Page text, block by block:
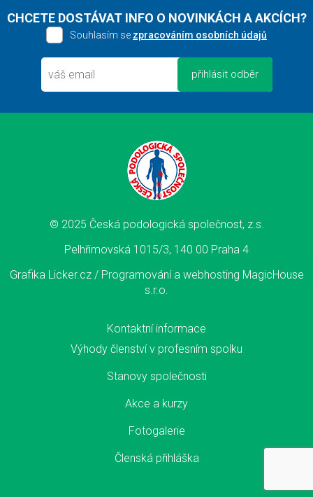
CHCETE DOSTÁVAT INFO O NOVINKÁCH A AKCÍCH?
Souhlasím se zpracováním osobních údajů
© 2025 Česká podologická společnost, z.s.
Pelhřimovská 1015/3, 140 00 Praha 4
Grafika Licker.cz / Programování a webhosting MagicHouse
s.r.o.
Kontaktní informace
Výhody členství v profesním spolku
Stanovy společnosti
Akce a kurzy
Fotogalerie
Členská přihláška